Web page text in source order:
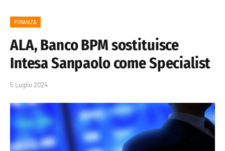
FINANZA
ALA, Banco BPM sostituisce
Intesa Sanpaolo come Specialist
5 Luglio 2024